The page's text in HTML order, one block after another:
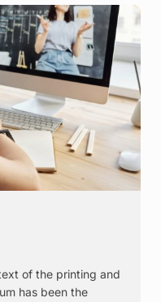
of the printing and
has been the